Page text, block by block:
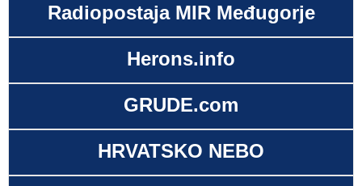
Radiopostaja MIR Međugorje
Herons.info
GRUDE.com
HRVATSKO NEBO